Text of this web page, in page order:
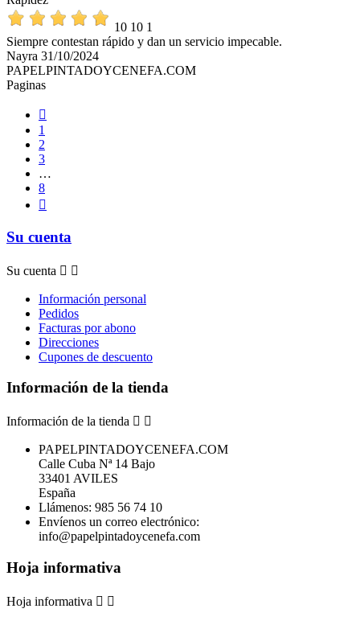
10 10 1
Siempre contestan rápido y dan un servicio impecable.
Nayra 31/10/2024
PAPELPINTADOYCENEFA.COM
Paginas

1
2
3
…
8

Su cuenta
Su cuenta  
Información personal
Pedidos
Facturas por abono
Direcciones
Cupones de descuento
Información de la tienda
Información de la tienda  
PAPELPINTADOYCENEFA.COM
Calle Cuba Nª 14 Bajo
33401 AVILES
España
Llámenos: 985 56 74 10
Envíenos un correo electrónico:
info@papelpintadoycenefa.com
Hoja informativa
Hoja informativa  